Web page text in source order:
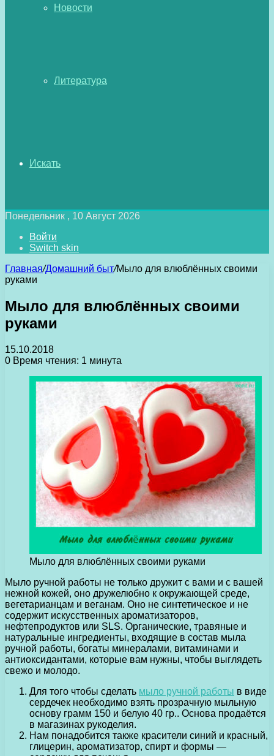
Новости
Литература
Искать
Понедельник , 10 Август 2026
Войти
Switch skin
Главная/Домашний быт/Мыло для влюблённых своими
руками
Мыло для влюблённых своими
руками
15.10.2018
0 Время чтения: 1 минута
Мыло для влюблённых своими руками
Мыло ручной работы не только дружит с вами и с вашей
нежной кожей, оно дружелюбно к окружающей среде,
вегетарианцам и веганам. Оно не синтетическое и не
содержит искусственных ароматизаторов,
нефтепродуктов или SLS. Органические, травяные и
натуральные ингредиенты, входящие в состав мыла
ручной работы, богаты минералами, витаминами и
антиоксидантами, которые вам нужны, чтобы выглядеть
свежо и молодо.
Для того чтобы сделать мыло ручной работы в виде
сердечек необходимо взять прозрачную мыльную
основу грамм 150 и белую 40 гр.. Основа продаётся
в магазинах рукоделия.
Нам понадобится также красители синий и красный,
глицерин, ароматизатор, спирт и формы —